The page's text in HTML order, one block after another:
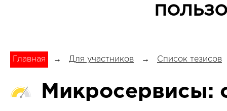
Главная → Для участников → Список тезисов
Микросервисы: